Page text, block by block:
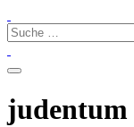
judentum